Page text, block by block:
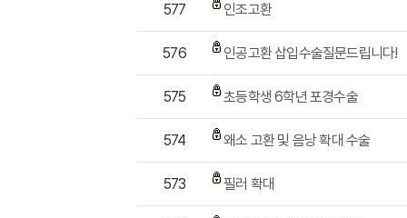
577 인조고환
576 인공고환 삽입수술질문드립니다!
575 초등학생 6학년 포경수술
574 왜소 고환 및 음낭 확대 수술
573 필러 확대